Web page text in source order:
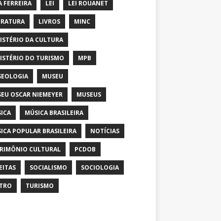
FERREIRA LEI LEI ROUANET
LIVROS MINC
DA CULTURA
DO TURISMO MPB
MUSEU
OSCAR NIEMEYER MUSEUS
MÚSICA BRASILEIRA
POPULAR BRASILEIRA NOTÍCIAS
CULTURAL PCDOB
SOCIALISMO SOCIOLOGIA
TURISMO